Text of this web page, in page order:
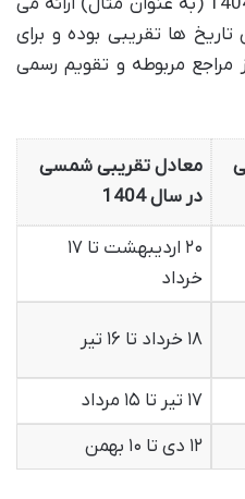
ها تقریبی بوده و برای
مراجع مربوطه و تقویم رسمی
معادل تقریبی شمسی
در سال 1404
۲۰ اردیبهشت تا ۱۷
خرداد
۱۸ خرداد تا ۱۶ تیر
۱۷ تیر تا ۱۵ مرداد
۱۲ دی تا ۱۰ بهمن